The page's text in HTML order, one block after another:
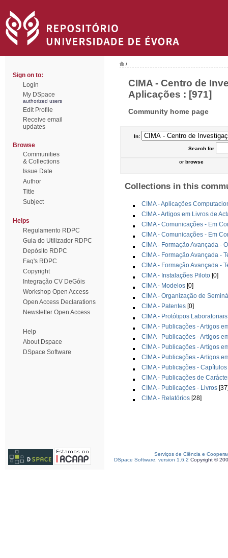
Sign on to:
Login
My DSpace
authorized users
Edit Profile
Receive email
updates
Browse
Communities
& Collections
Issue Date
Author
Title
Subject
Helps
Regulamento RDPC
Guia do Utilizador RDPC
Depósito RDPC
Faq's RDPC
Copyright
Integração CV DeGóis
Workshop Open Access
Open Access Declarations
Newsletter Open Access
Help
About Dspace
DSpace Software
/
CIMA - Centro de
Aplicações : [971]
Community home page
In:
Searchfor
orbrowse
Collections in this
CIMA - Aplicações
CIMA - Artigos em Livros de
CIMA - Comunicações - Em
CIMA - Comunicações - Em
CIMA - Formação Avançada -
CIMA - Formação Avançada -
CIMA - Formação Avançada -
CIMA - Instalações Piloto [0]
CIMA - Modelos [0]
CIMA - Organização de
CIMA - Patentes [0]
CIMA - Protótipos Laboratoriais
CIMA - Publicações - Artigos
CIMA - Publicações - Artigos
CIMA - Publicações - Artigos
CIMA - Publicações - Artigos
CIMA - Publicações -
CIMA - Publicações de
CIMA - Publicações - Livros
CIMA - Relatórios [28]
Serviços de Ciência e
DSpace Software, version 1.6.2 Copyright ©